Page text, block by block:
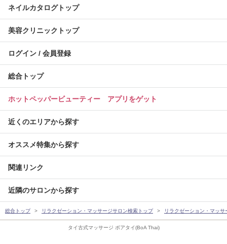
タイ古式マッサージ ボアタイ(BoA Thai)
ネイルカタログトップ
美容クリニックトップ
ログイン / 会員登録
総合トップ
ホットペッパービューティー アプリをゲット
近くのエリアから探す
オススメ特集から探す
関連リンク
近隣のサロンから探す
総合トップ リラクゼーション・マッサージサロン検索トップ リラクゼーション・マッ